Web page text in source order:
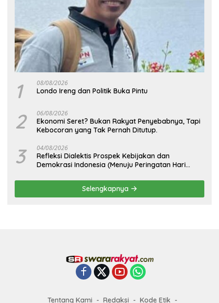
1 08/08/2026
Londo Ireng dan Politik Buka Pintu
2 06/08/2026
Ekonomi Seret? Bukan Rakyat Penyebabnya, Tapi
Kebocoran yang Tak Pernah Ditutup.
3 04/08/2026
Refleksi Dialektis Prospek Kebijakan dan
Demokrasi Indonesia (Menuju Peringatan Hari
Selengkapnya
Tentang Kami Redaksi Kode Etik